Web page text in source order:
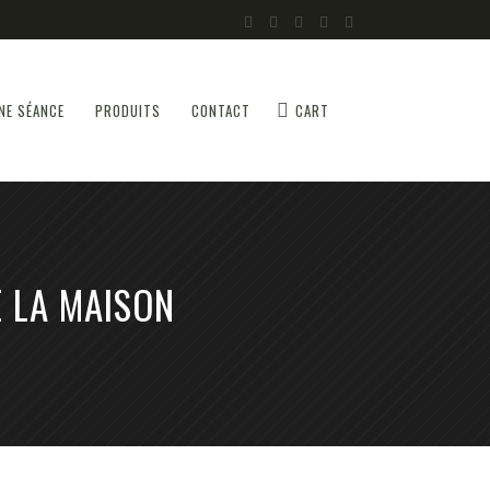
SÉANCE PRODUITS CONTACT CART
LA MAISON